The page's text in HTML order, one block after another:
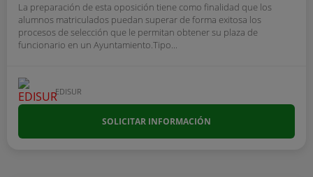
La preparación de esta oposición tiene como finalidad que los
alumnos matriculados puedan superar de forma exitosa los
procesos de selección que le permitan obtener su plaza de
funcionario en un Ayuntamiento.Tipo...
EDISUR
SOLICITAR INFORMACIÓN